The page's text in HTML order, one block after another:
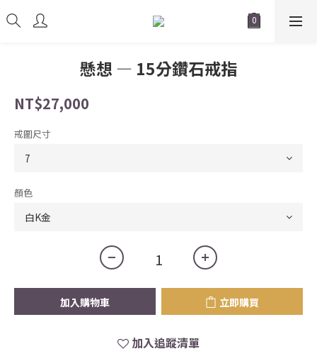
懸想 — 15分鑽石戒指
NT$27,000
戒圍尺寸
顏色
加入購物車 立即購買
加入追蹤清單